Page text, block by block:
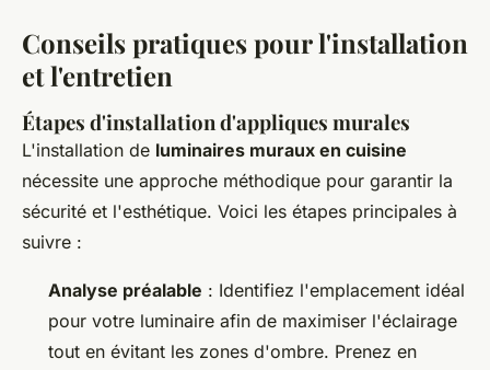
Conseils pratiques pour l'installation
et l'entretien
Étapes d'installation d'appliques murales
L'installation de luminaires muraux en cuisine
nécessite une approche méthodique pour garantir la
sécurité et l'esthétique. Voici les étapes principales à
suivre :
Analyse préalable : Identifiez l'emplacement idéal
pour votre luminaire afin de maximiser l'éclairage
tout en évitant les zones d'ombre. Prenez en